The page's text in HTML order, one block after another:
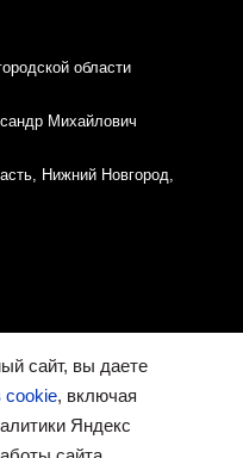
области
Михайлович
Нижний Новгород,
«cookies»-файлов
сайт, вы даете
cookie, включая
Яндекс